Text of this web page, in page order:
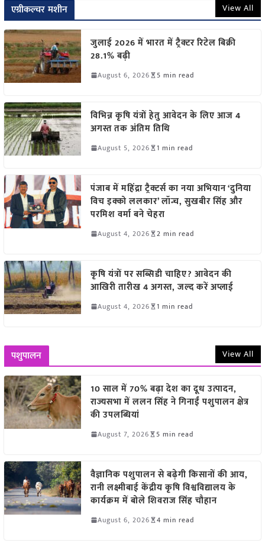
एग्रीकल्चर मशीन View All
जुलाई 2026 में भारत में ट्रैक्टर रिटेल बिक्री
28.1% बढ़ी
August 6, 2026 5 min read
विभिन्न कृषि यंत्रों हेतु आवेदन के लिए आज 4
अगस्त तक अंतिम तिथि
August 5, 2026 1 min read
पंजाब में महिंद्रा ट्रैक्टर्स का नया अभियान ‘दुनिया
विच इक्को ललकार’ लॉन्च, सुखबीर सिंह और
परमिश वर्मा बने चेहरा
August 4, 2026 2 min read
कृषि यंत्रों पर सब्सिडी चाहिए? आवेदन की
आखिरी तारीख 4 अगस्त, जल्द करें अप्लाई
August 4, 2026 1 min read
पशुपालन View All
10 साल में 70% बढ़ा देश का दूध उत्पादन,
राज्यसभा में ललन सिंह ने गिनाईं पशुपालन क्षेत्र
की उपलब्धियां
August 7, 2026 5 min read
वैज्ञानिक पशुपालन से बढ़ेगी किसानों की आय,
रानी लक्ष्मीबाई केंद्रीय कृषि विश्वविद्यालय के
कार्यक्रम में बोले शिवराज सिंह चौहान
August 6, 2026 4 min read